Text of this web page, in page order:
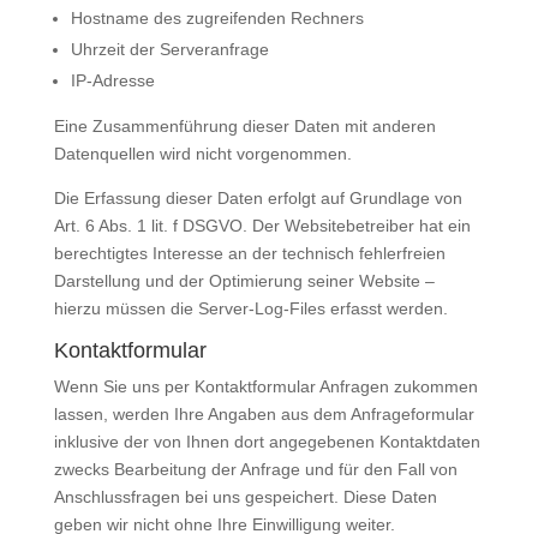
Hostname des zugreifenden Rechners
Uhrzeit der Serveranfrage
IP-Adresse
Eine Zusammenführung dieser Daten mit anderen
Datenquellen wird nicht vorgenommen.
Die Erfassung dieser Daten erfolgt auf Grundlage von
Art. 6 Abs. 1 lit. f DSGVO. Der Websitebetreiber hat ein
berechtigtes Interesse an der technisch fehlerfreien
Darstellung und der Optimierung seiner Website –
hierzu müssen die Server-Log-Files erfasst werden.
Kontaktformular
Wenn Sie uns per Kontaktformular Anfragen zukommen
lassen, werden Ihre Angaben aus dem Anfrageformular
inklusive der von Ihnen dort angegebenen Kontaktdaten
zwecks Bearbeitung der Anfrage und für den Fall von
Anschlussfragen bei uns gespeichert. Diese Daten
geben wir nicht ohne Ihre Einwilligung weiter.